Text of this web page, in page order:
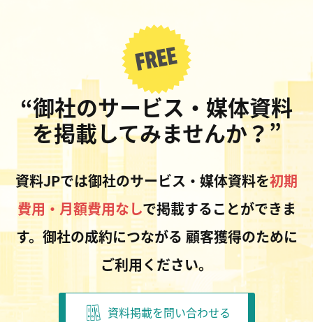
“御社のサービス・媒体資料
を掲載してみませんか？”
資料JPでは御社のサービス・媒体資料を初期
費用・月額費用なしで掲載することができま
す。御社の成約につながる 顧客獲得のために
ご利用ください。
資料掲載を問い合わせる